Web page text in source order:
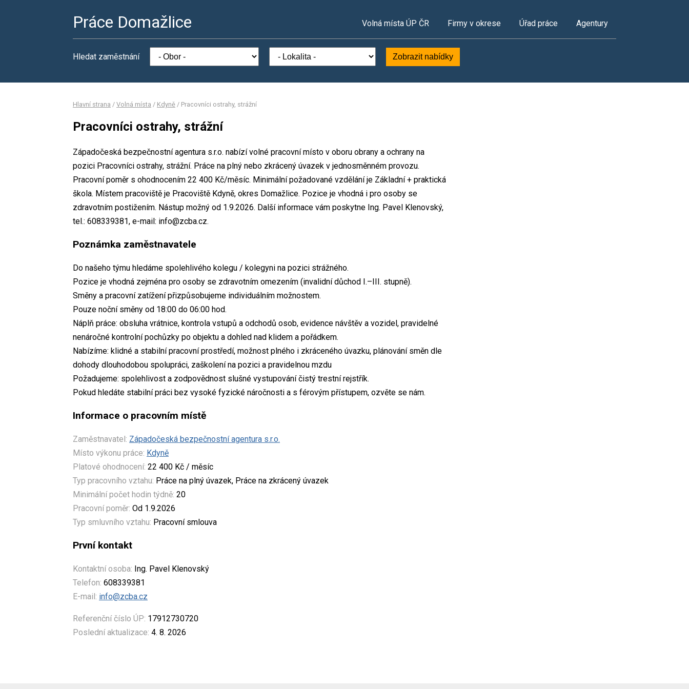
Práce Domažlice Volná místa ÚP ČR Firmy v okrese Úřad práce Agentury
Hledat zaměstnání Zobrazit nabídky
Hlavní strana / Volná místa / Kdyně / Pracovníci ostrahy, strážní
Pracovníci ostrahy, strážní
Západočeská bezpečnostní agentura s.r.o. nabízí volné pracovní místo v oboru obrany a ochrany na
pozici Pracovníci ostrahy, strážní. Práce na plný nebo zkrácený úvazek v jednosměnném provozu.
Pracovní poměr s ohodnocením 22 400 Kč/měsíc. Minimální požadované vzdělání je Základní + praktická
škola. Místem pracoviště je Pracoviště Kdyně, okres Domažlice. Pozice je vhodná i pro osoby se
zdravotním postižením. Nástup možný od 1.9.2026. Další informace vám poskytne Ing. Pavel Klenovský,
tel.: 608339381, e-mail: info@zcba.cz.
Poznámka zaměstnavatele
Do našeho týmu hledáme spolehlivého kolegu / kolegyni na pozici strážného.
Pozice je vhodná zejména pro osoby se zdravotním omezením (invalidní důchod I.–III. stupně).
Směny a pracovní zatížení přizpůsobujeme individuálním možnostem.
Pouze noční směny od 18:00 do 06:00 hod.
Náplň práce: obsluha vrátnice, kontrola vstupů a odchodů osob, evidence návštěv a vozidel, pravidelné
nenáročné kontrolní pochůzky po objektu a dohled nad klidem a pořádkem.
Nabízíme: klidné a stabilní pracovní prostředí, možnost plného i zkráceného úvazku, plánování směn dle
dohody dlouhodobou spolupráci, zaškolení na pozici a pravidelnou mzdu
Požadujeme: spolehlivost a zodpovědnost slušné vystupování čistý trestní rejstřík.
Pokud hledáte stabilní práci bez vysoké fyzické náročnosti a s férovým přístupem, ozvěte se nám.
Informace o pracovním místě
Zaměstnavatel: Západočeská bezpečnostní agentura s.r.o.
Místo výkonu práce: Kdyně
Platové ohodnocení: 22 400 Kč / měsíc
Typ pracovního vztahu: Práce na plný úvazek, Práce na zkrácený úvazek
Minimální počet hodin týdně: 20
Pracovní poměr: Od 1.9.2026
Typ smluvního vztahu: Pracovní smlouva
První kontakt
Kontaktní osoba: Ing. Pavel Klenovský
Telefon: 608339381
E-mail: info@zcba.cz
Referenční číslo ÚP: 17912730720
Poslední aktualizace: 4. 8. 2026